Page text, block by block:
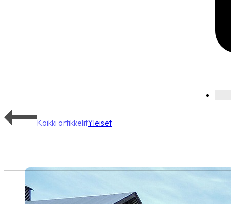
Kaikki artikkelitYleiset